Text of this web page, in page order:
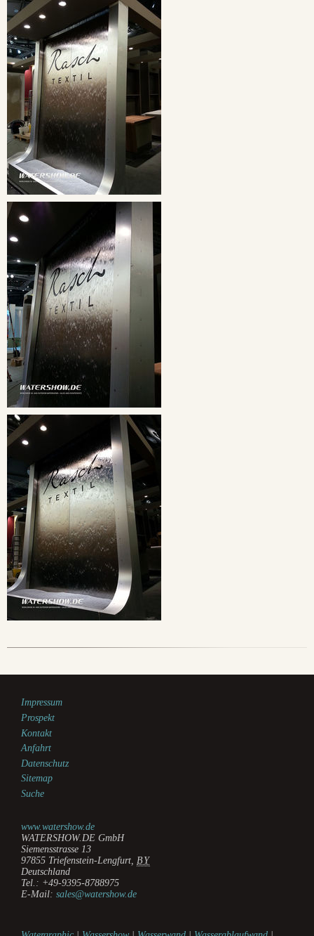
Impressum
Prospekt
Kontakt
Anfahrt
Datenschutz
Sitemap
Suche
www.watershow.de
WATERSHOW.DE GmbH
Siemensstrasse 13
97855 Triefenstein-Lengfurt BY
Deutschland
Tel.: +49-9395-8788975
E-Mail: sales@watershow.de